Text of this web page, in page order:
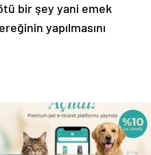
bir şey yani emek
yapılmasını